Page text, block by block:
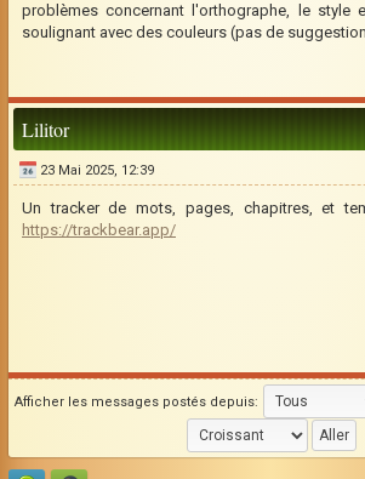
problèmes concernant l'orthographe, le style
soulignant avec des couleurs (pas de
Lilitor
23 Mai 2025, 12:39
Un tracker de mots, pages, chapitres, et
https://trackbear.app/
Afficher les messages postés depuis: